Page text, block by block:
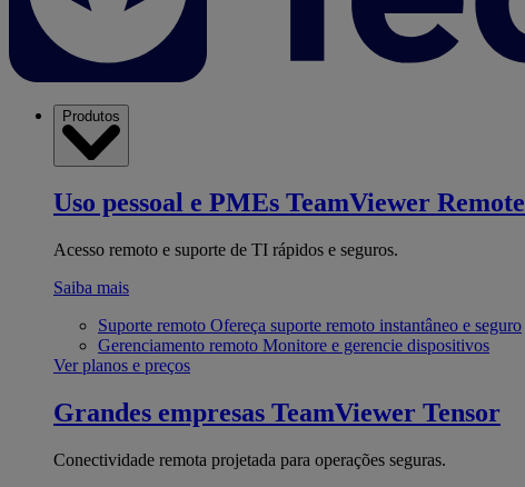
Produtos
Uso pessoal e PMEs TeamViewer Remote
Acesso remoto e suporte de TI rápidos e seguros.
Saiba mais
Suporte remoto Ofereça suporte remoto instantâneo e seguro
Gerenciamento remoto Monitore e gerencie dispositivos
Ver planos e preços
Grandes empresas TeamViewer Tensor
Conectividade remota projetada para operações seguras.